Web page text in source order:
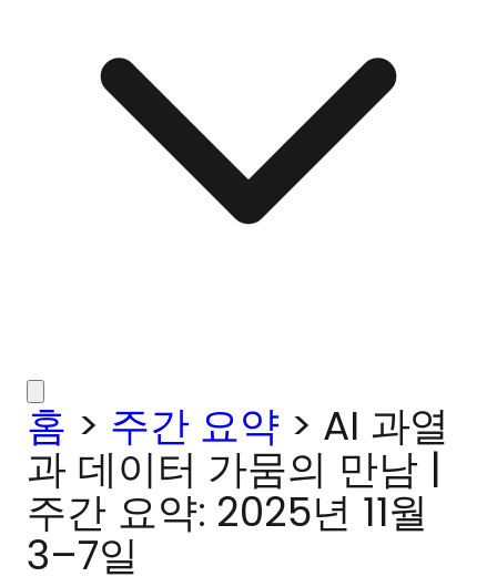
홈 > 주간 요약 > AI 과열
과 데이터 가뭄의 만남 |
주간 요약: 2025년 11월
3–7일